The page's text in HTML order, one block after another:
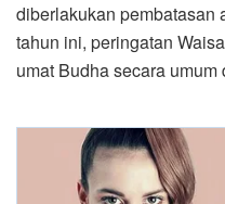
diberlakukan pembatasan
tahun ini, peringatan
umat Budha secara umum